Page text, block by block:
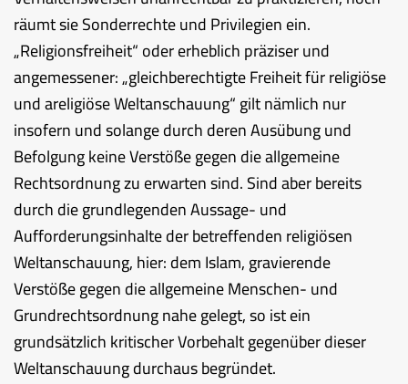
räumt sie Sonderrechte und Privilegien ein.
„Religionsfreiheit“ oder erheblich präziser und
angemessener: „gleichberechtigte Freiheit für religiöse
und areligiöse Weltanschauung“ gilt nämlich nur
insofern und solange durch deren Ausübung und
Befolgung keine Verstöße gegen die allgemeine
Rechtsordnung zu erwarten sind. Sind aber bereits
durch die grundlegenden Aussage- und
Aufforderungsinhalte der betreffenden religiösen
Weltanschauung, hier: dem Islam, gravierende
Verstöße gegen die allgemeine Menschen- und
Grundrechtsordnung nahe gelegt, so ist ein
grundsätzlich kritischer Vorbehalt gegenüber dieser
Weltanschauung durchaus begründet.